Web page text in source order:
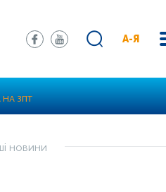
А-Я
НА ЗПТ
новини